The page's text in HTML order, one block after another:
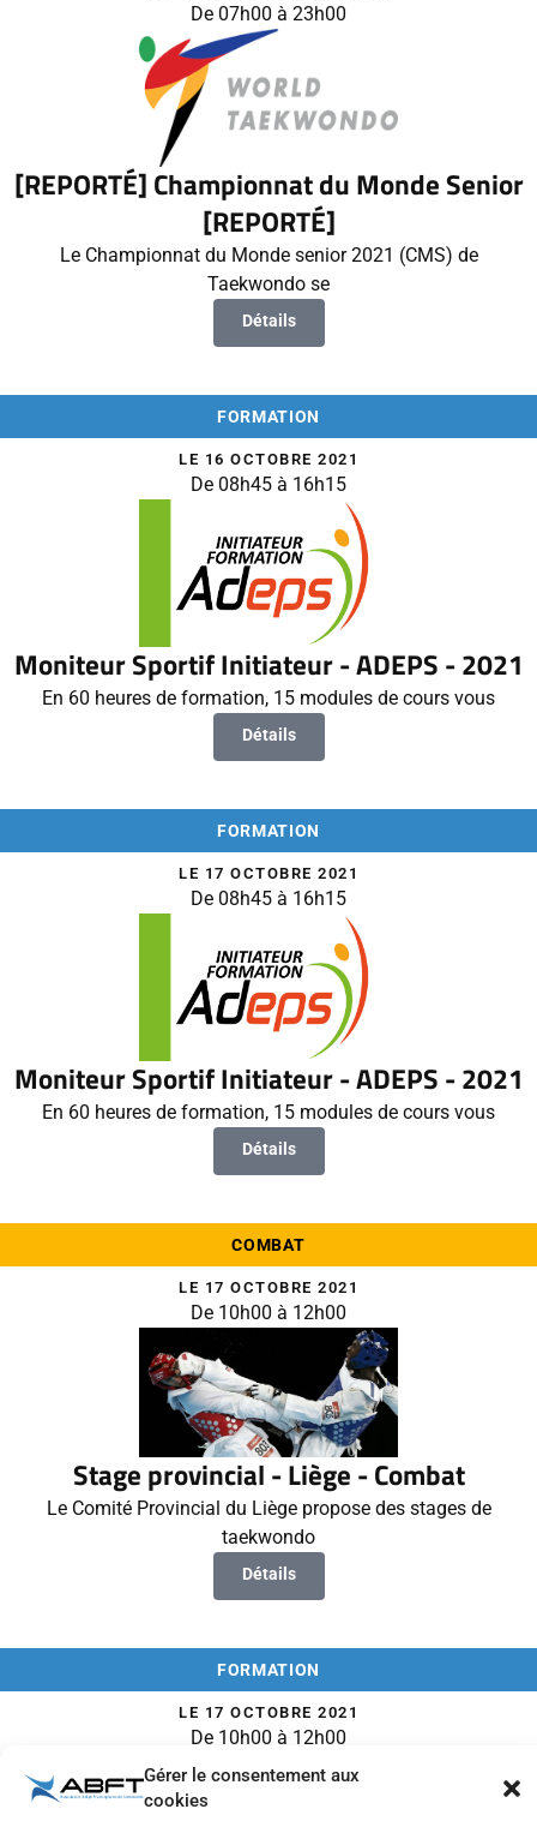
Gérer le consentement aux
cookies
De 07h00 à 23h00
[REPORTÉ] Championnat du Monde Senior
[REPORTÉ]
Le Championnat du Monde senior 2021 (CMS) de
Taekwondo se
Détails
FORMATION
LE 16 OCTOBRE 2021
De 08h45 à 16h15
Moniteur Sportif Initiateur - ADEPS - 2021
En 60 heures de formation, 15 modules de cours vous
Détails
FORMATION
LE 17 OCTOBRE 2021
De 08h45 à 16h15
Moniteur Sportif Initiateur - ADEPS - 2021
En 60 heures de formation, 15 modules de cours vous
Détails
COMBAT
LE 17 OCTOBRE 2021
De 10h00 à 12h00
Stage provincial - Liège - Combat
Le Comité Provincial du Liège propose des stages de
taekwondo
Détails
FORMATION
LE 17 OCTOBRE 2021
De 10h00 à 12h00